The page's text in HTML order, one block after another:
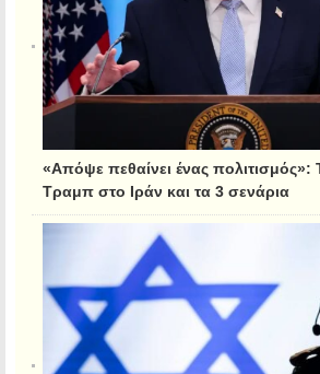
«Απόψε πεθαίνει ένας πολιτισμός»:
Τραμπ στο Ιράν και τα 3 σενάρια